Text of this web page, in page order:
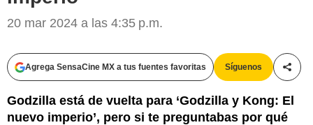
20 mar 2024 a las 4:35 p.m.
Agrega SensaCine MX a tus fuentes favoritas Síguenos
Godzilla está de vuelta para ‘Godzilla y Kong: El
nuevo imperio’, pero si te preguntabas por qué